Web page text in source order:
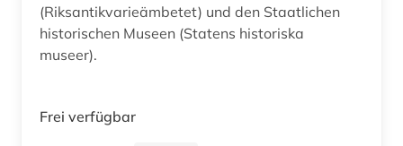
(Riksantikvarieämbetet) und den Staatlichen
historischen Museen (Statens historiska
museer).
Frei verfügbar